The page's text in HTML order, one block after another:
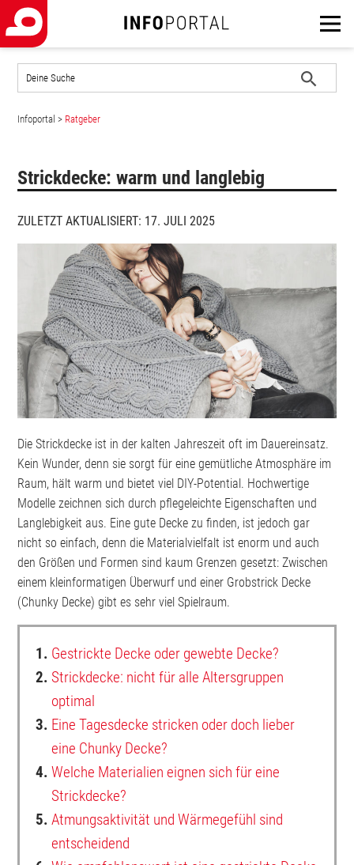
der
suchen
starten
Infoportal > Ratgeber
Strickdecke: warm und langlebig
ZULETZT AKTUALISIERT: 17. JULI 2025
Die Strickdecke ist in der kalten Jahreszeit oft im Dauereinsatz.
Kein Wunder, denn sie sorgt für eine gemütliche Atmosphäre im
Raum, hält warm und bietet viel DIY-Potential. Hochwertige
Modelle zeichnen sich durch pflegeleichte Eigenschaften und
Langlebigkeit aus. Eine gute Decke zu finden, ist jedoch gar
nicht so einfach, denn die Materialvielfalt ist enorm und auch
den Größen und Formen sind kaum Grenzen gesetzt: Zwischen
einem kleinformatigen Überwurf und einer Grobstrick Decke
(Chunky Decke) gibt es sehr viel Spielraum.
1. Gestrickte Decke oder gewebte Decke?
2. Strickdecke: nicht für alle Altersgruppen
optimal
3. Eine Tagesdecke stricken oder doch lieber
eine Chunky Decke?
4. Welche Materialien eignen sich für eine
Strickdecke?
5. Atmungsaktivität und Wärmegefühl sind
entscheidend